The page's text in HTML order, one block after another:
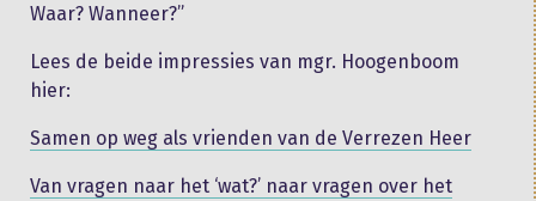
Waar? Wanneer?”
Lees de beide impressies van mgr. Hoogenboom
hier:
Samen op weg als vrienden van de Verrezen Heer
Van vragen naar het ‘wat?’ naar vragen over het